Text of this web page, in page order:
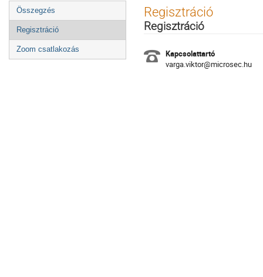
Esemény
menü
Összegzés
Regisztráció
Zoom csatlakozás
Regisztráció
Regisztráció
Kapcsolattartó
varga.viktor@microsec.hu